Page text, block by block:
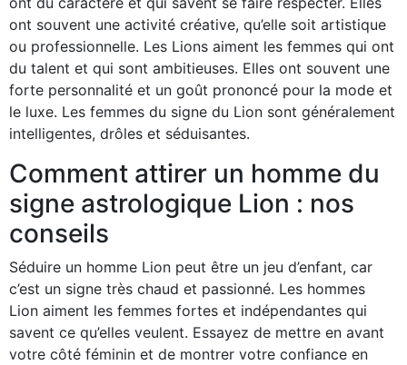
ont souvent une activité créative, qu’elle soit artistique
ou professionnelle. Les Lions aiment les femmes qui ont
du talent et qui sont ambitieuses. Elles ont souvent une
forte personnalité et un goût prononcé pour la mode et
le luxe. Les femmes du signe du Lion sont généralement
intelligentes, drôles et séduisantes.
Comment attirer un homme du
signe astrologique Lion : nos
conseils
Séduire un homme Lion peut être un jeu d’enfant, car
c’est un signe très chaud et passionné. Les hommes
Lion aiment les femmes fortes et indépendantes qui
savent ce qu’elles veulent. Essayez de mettre en avant
votre côté féminin et de montrer votre confiance en